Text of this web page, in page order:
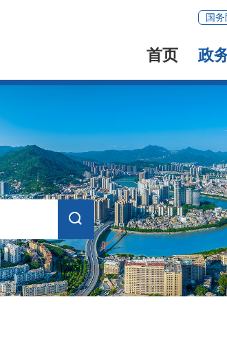
国务
首页 政